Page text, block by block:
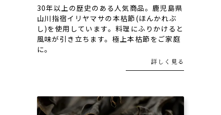
30年以上の歴史のある人気商品。鹿児島県
山川指宿イリヤマサの本枯節(ほんかれぶ
し)を使用しています。料理にふりかけると
風味が引き立ちます。極上本枯節をご家庭
に。
詳しく見る